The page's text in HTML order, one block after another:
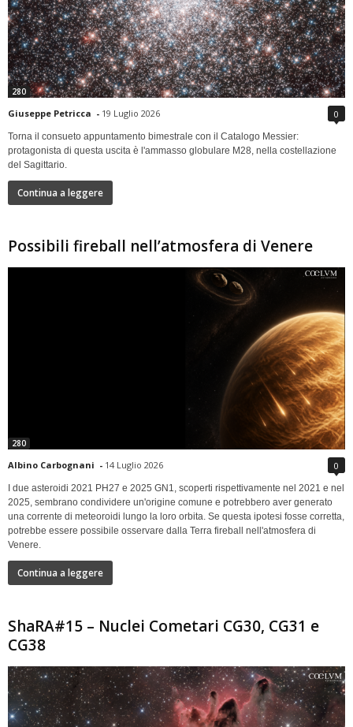
280
Giuseppe Petricca - 19 Luglio 2026 0
Torna il consueto appuntamento bimestrale con il Catalogo Messier:
protagonista di questa uscita è l'ammasso globulare M28, nella costellazione
del Sagittario.
Continua a leggere
Possibili fireball nell’atmosfera di Venere
280
Albino Carbognani - 14 Luglio 2026 0
I due asteroidi 2021 PH27 e 2025 GN1, scoperti rispettivamente nel 2021 e nel
2025, sembrano condividere un'origine comune e potrebbero aver generato
una corrente di meteoroidi lungo la loro orbita. Se questa ipotesi fosse corretta,
potrebbe essere possibile osservare dalla Terra fireball nell'atmosfera di
Venere.
Continua a leggere
ShaRA#15 – Nuclei Cometari CG30, CG31 e
CG38